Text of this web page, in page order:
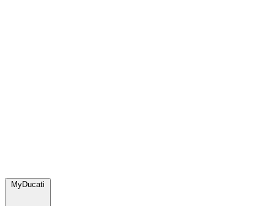
MyDucati